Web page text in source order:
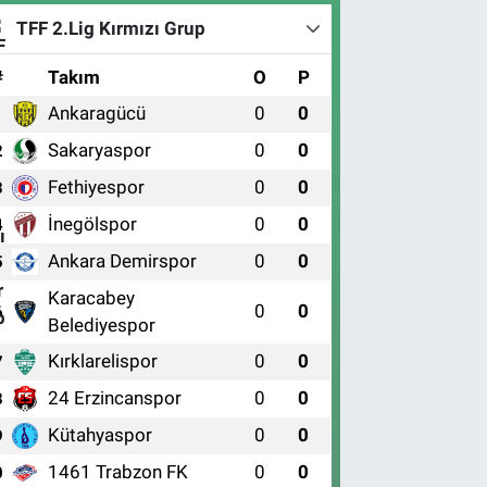
TFF 2.Lig Kırmızı Grup
Takım O P
Ankaragücü 0 0
Sakaryaspor 0 0
Fethiyespor 0 0
İnegölspor 0 0
Ankara Demirspor 0 0
Karacabey
Belediyespor
0 0
Kırklarelispor 0 0
24 Erzincanspor 0 0
Kütahyaspor 0 0
1461 Trabzon FK 0 0